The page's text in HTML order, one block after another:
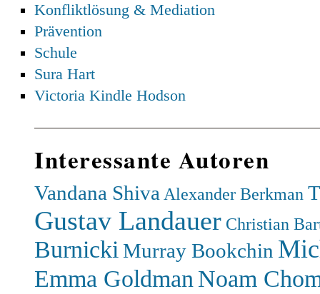
Konfliktlösung & Mediation
Prävention
Schule
Sura Hart
Victoria Kindle Hodson
Interessante Autoren
Vandana Shiva Alexander Berkman
Gustav Landauer Christian
Burnicki Murray Bookchin
Emma Goldman Noam